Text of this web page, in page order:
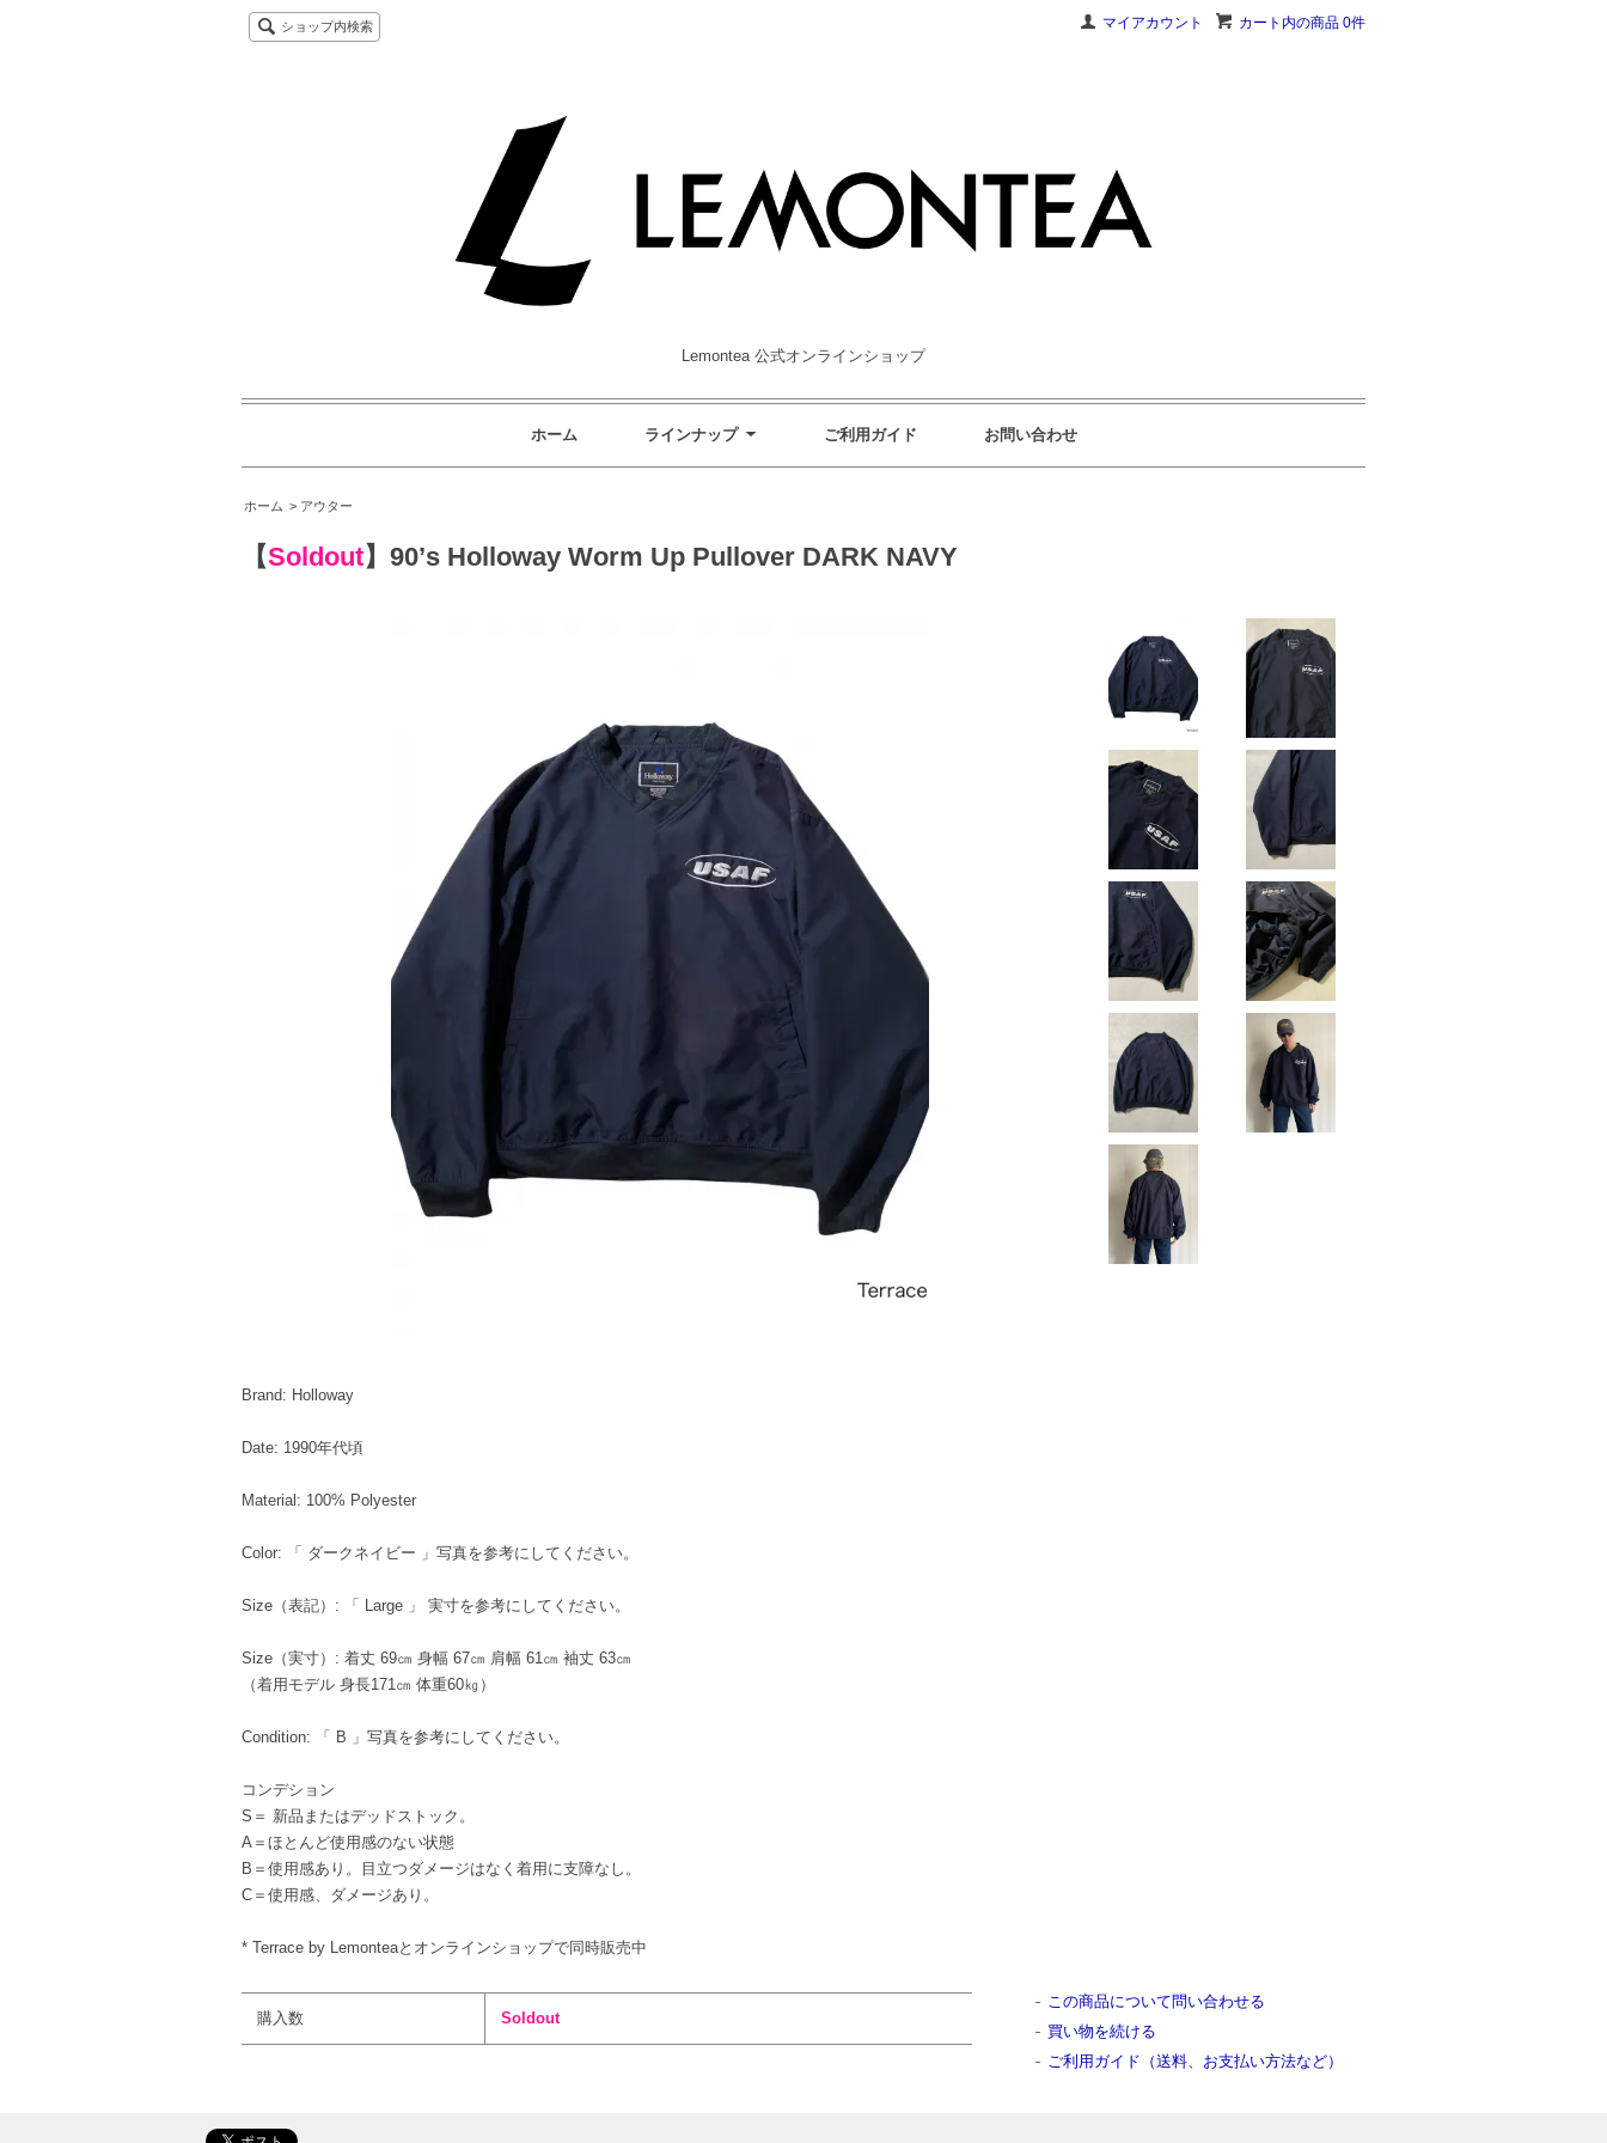
カート内の商品 0件
マイアカウント
ショップ内検索
Lemontea 公式オンラインショップ
ホーム ラインナップ ご利用ガイド お問い合わせ
ホーム アウター
【Soldout】 90’s Holloway Worm Up Pullover DARK NAVY
Brand: Holloway
Date: 1990年代頃
Material: 100% Polyester
Color: 「 ダークネイビー 」写真を参考にしてください。
Size（表記）: 「 Large 」 実寸を参考にしてください。
Size（実寸）: 着丈 69㎝ 身幅 67㎝ 肩幅 61㎝ 袖丈 63㎝
（着用モデル 身長171㎝ 体重60㎏）
Condition: 「 B 」写真を参考にしてください。
コンデション
S＝ 新品またはデッドストック。
A＝ほとんど使用感のない状態
B＝使用感あり。目立つダメージはなく着用に支障なし。
C＝使用感、ダメージあり。
* Terrace by Lemonteaとオンラインショップで同時販売中
購入数 Soldout
この商品について問い合わせる
買い物を続ける
ご利用ガイド（送料、お支払い方法など）